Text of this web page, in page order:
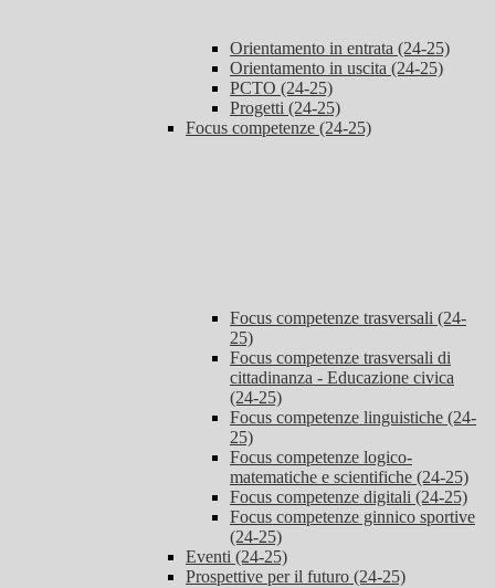
Orientamento in entrata (24-25)
Orientamento in uscita (24-25)
PCTO (24-25)
Progetti (24-25)
Focus competenze (24-25)
Focus competenze trasversali (24-
25)
Focus competenze trasversali di
cittadinanza - Educazione civica
(24-25)
Focus competenze linguistiche (24-
25)
Focus competenze logico-
matematiche e scientifiche (24-25)
Focus competenze digitali (24-25)
Focus competenze ginnico sportive
(24-25)
Eventi (24-25)
Prospettive per il futuro (24-25)